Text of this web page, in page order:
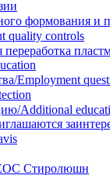
формования и
quality controls
Employment
Additional
Стиролюшн